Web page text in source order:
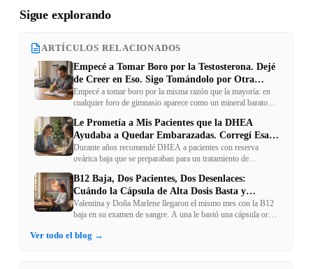
Sigue explorando
ARTÍCULOS RELACIONADOS
Empecé a Tomar Boro por la Testosterona. Dejé
de Creer en Eso. Sigo Tomándolo por Otra
Razón
Empecé a tomar boro por la misma razón que la mayoría: en
cualquier foro de gimnasio aparece como un mineral barato
esa afirmación hasta la fuente original. No decían lo que se
repite. Dejé de tomarlo por esa razón — y seguí tomándolo
por otra, mucho menos publicitada.
Le Prometía a Mis Pacientes que la DHEA
Ayudaba a Quedar Embarazadas. Corregí Esa
Promesa
Durante años recomendé DHEA a pacientes con reserva
ovárica baja que se preparaban para un tratamiento de
Una revisión sistemática de 2024 — la más rigurosa que
existe sobre el tema — me hizo corregir exactamente qué
puede y qué no puede esperar una paciente de este
suplemento.
B12 Baja, Dos Pacientes, Dos Desenlaces:
Cuándo la Cápsula de Alta Dosis Basta y
Cuándo No
Valentina y Doña Marlene llegaron el mismo mes con la B12
baja en su examen de sangre. A una le bastó una cápsula oral
cápsulas fue suficiente. La diferencia no estaba en la marca del
Ver todo el blog →